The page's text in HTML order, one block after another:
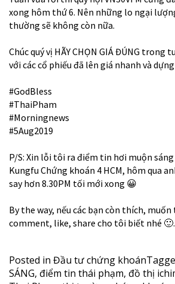
xong hôm thứ 6. Nên những lo ngại
thường sẽ không còn nữa.
Chúc quý vị HÃY CHỌN GIÁ ĐÚNG trong
với các cổ phiếu đã lên giá nhanh và
#GodBless
#ThaiPham
#Morningnews
#5Aug2019
P/S: Xin lỗi tôi ra điểm tin hơi muộn sáng
Kungfu Chứng khoán 4 HCM, hôm qua
say hơn 8.30PM tối mới xong 😀
By the way, nếu các bạn còn thích,
comment, like, share cho tôi biết nhé 🙂
Posted in Đầu tư chứng khoán
SÁNG, điểm tin thái phạm, đồ thị